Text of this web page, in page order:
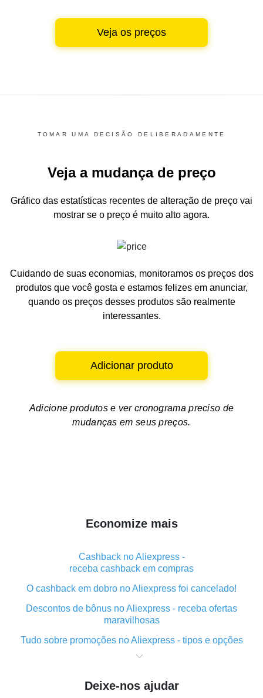
Veja os preços
TOMAR UMA DECISÃO DELIBERADAMENTE
Veja a mudança de preço
Gráfico das estatísticas recentes de alteração de preço vai
mostrar se o preço é muito alto agora.
Cuidando de suas economias, monitoramos os preços dos
produtos que você gosta e estamos felizes em anunciar,
quando os preços desses produtos são realmente
interessantes.
Adicionar produto
Adicione produtos e vercronograma preciso de
mudanças em seus preços.
Economize mais
Cashback no Aliexpress -
receba cashback em compras
O cashback em dobro no Aliexpress foi cancelado!
Descontos de bônus no Aliexpress - receba ofertas
maravilhosas
Tudo sobre promoções no Aliexpress - tipos e opções
O que é "cashback" ao realizar compras no Aliexpress
O melhor lugar para baixar o cashback do Aliexpress e
Deixe-nos ajudar